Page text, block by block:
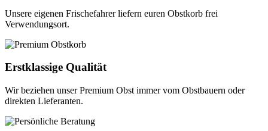
Unsere eigenen Frischefahrer liefern euren Obstkorb frei
Verwendungsort.
Erstklassige Qualität
Wir beziehen unser Premium Obst immer vom Obstbauern oder
direkten Lieferanten.